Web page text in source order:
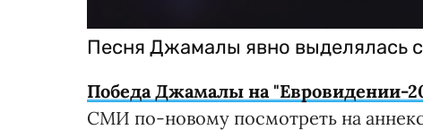
Песня Джамалы явно выделялась
Победа Джамалы на "Евровидении-
СМИ по-новому посмотреть на